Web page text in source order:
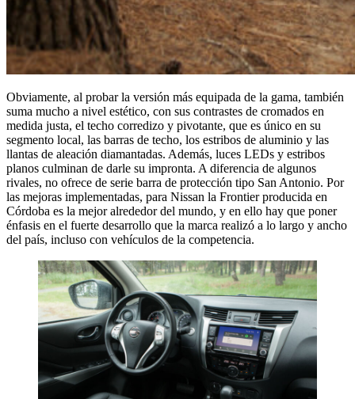
Obviamente, al probar la versión más equipada de la gama, también
suma mucho a nivel estético, con sus contrastes de cromados en
medida justa, el techo corredizo y pivotante, que es único en su
segmento local, las barras de techo, los estribos de aluminio y las
llantas de aleación diamantadas. Además, luces LEDs y estribos
planos culminan de darle su impronta. A diferencia de algunos
rivales, no ofrece de serie barra de protección tipo San Antonio. Por
las mejoras implementadas, para Nissan la Frontier producida en
Córdoba es la mejor alrededor del mundo, y en ello hay que poner
énfasis en el fuerte desarrollo que la marca realizó a lo largo y ancho
del país, incluso con vehículos de la competencia.